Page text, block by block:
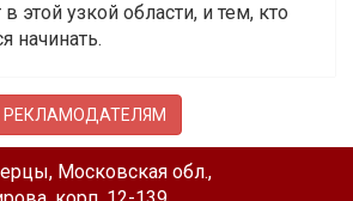
этой узкой области, и тем, кто
начинать.
РЕКЛАМОДАТЕЛЯМ
Московская обл.,